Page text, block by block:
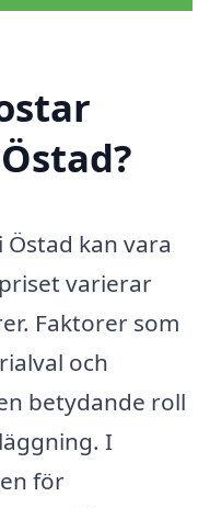
kan vara
varierar
Faktorer som
och
betydande roll
I
för